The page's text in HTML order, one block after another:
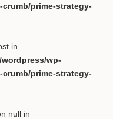
prime-strategy-
in
wp-
prime-strategy-
null in